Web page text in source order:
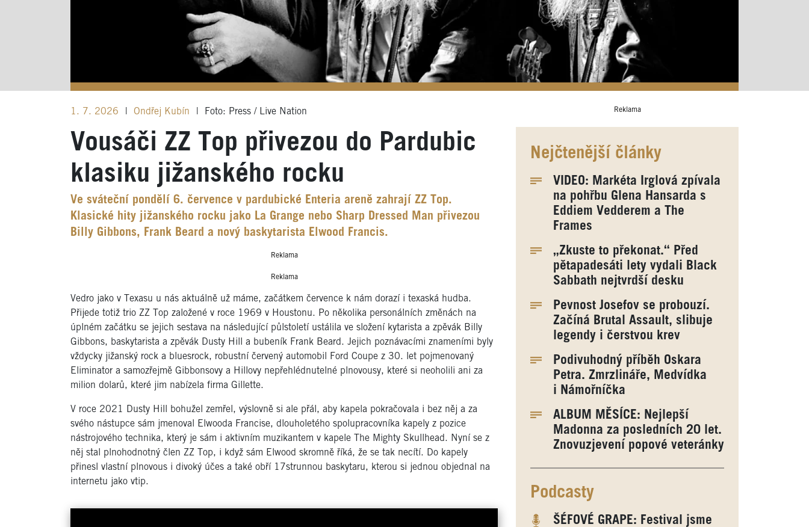
1. 7. 2026 Ondřej Kubín Foto: Press / Live Nation
Vousáči ZZ Top přivezou do Pardubic
klasiku jižanského rocku
Ve sváteční pondělí 6. července v pardubické Enteria areně zahrají ZZ Top.
Klasické hity jižanského rocku jako La Grange nebo Sharp Dressed Man přivezou
Billy Gibbons, Frank Beard a nový baskytarista Elwood Francis.
Reklama
Reklama
Vedro jako v Texasu u nás aktuálně už máme, začátkem července k nám dorazí i texaská hudba.
Přijede totiž trio ZZ Top založené v roce 1969 v Houstonu. Po několika personálních změnách na
úplném začátku se jejich sestava na následující půlstoletí ustálila ve složení kytarista a zpěvák Billy
Gibbons, baskytarista a zpěvák Dusty Hill a bubeník Frank Beard. Jejich poznávacími znameními byly
vždycky jižanský rock a bluesrock, robustní červený automobil Ford Coupe z 30. let pojmenovaný
Eliminator a samozřejmě Gibbonsovy a Hillovy nepřehlédnutelné plnovousy, které si neoholili ani za
milion dolarů, které jim nabízela firma Gillette.
V roce 2021 Dusty Hill bohužel zemřel, výslovně si ale přál, aby kapela pokračovala i bez něj a za
svého nástupce sám jmenoval Elwooda Francise, dlouholetého spolupracovníka kapely z pozice
nástrojového technika, který je sám i aktivním muzikantem v kapele The Mighty Skullhead. Nyní se z
něj stal plnohodnotný člen ZZ Top, i když sám Elwood skromně říká, že se tak necítí. Do kapely
přinesl vlastní plnovous i divoký účes a také obří 17strunnou baskytaru, kterou si jednou objednal na
internetu jako vtip.
Reklama
Nejčtenější články
VIDEO: Markéta Irglová zpívala
na pohřbu Glena Hansarda s
Eddiem Vedderem a The
Frames
„Zkuste to překonat.“ Před
pětapadesáti lety vydali Black
Sabbath nejtvrdší desku
Pevnost Josefov se probouzí.
Začíná Brutal Assault, slibuje
legendy i čerstvou krev
Podivuhodný příběh Oskara
Petra. Zmrzlináře, Medvídka
i Námořníčka
ALBUM MĚSÍCE: Nejlepší
Madonna za posledních 20 let.
Znovuzjevení popové veteránky
Podcasty
ŠÉFOVÉ GRAPE: Festival jsme